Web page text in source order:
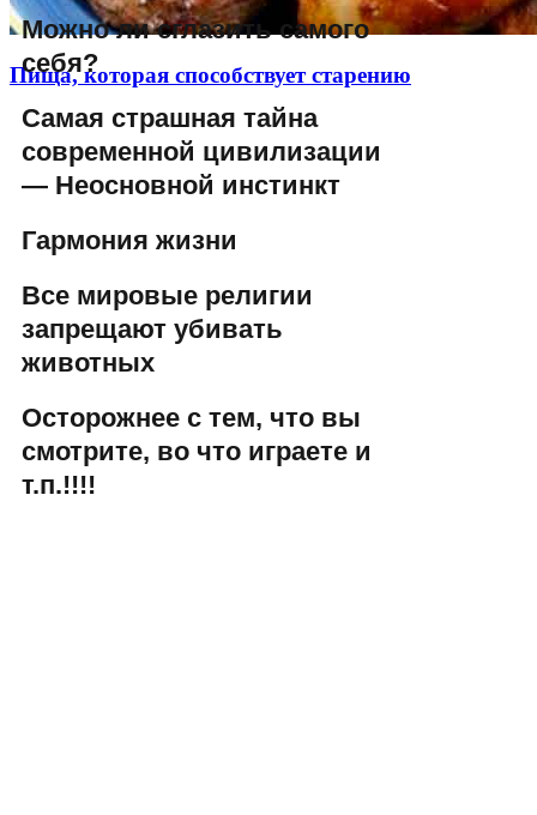
Можно ли сглазить самого
себя?
Самая страшная тайна
современной цивилизации
— Неосновной инстинкт
Гармония жизни
Все мировые религии
запрещают убивать
животных
Осторожнее с тем, что вы
смотрите, во что играете и
т.п.!!!!
Пища, которая способствует старению